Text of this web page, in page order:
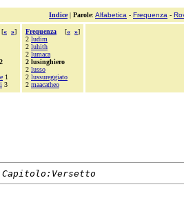
Indice| Parole: Alfabetica - Frequenza -
[« »]
1
3
Frequenza [« »]
2 ludim
2 luhith
2 lumaca
2 lusinghiero
2 lusso
2 lussureggiato
2 maacatheo